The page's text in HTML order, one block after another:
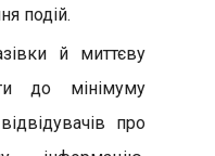
подій.
й миттєву
до мінімуму
про